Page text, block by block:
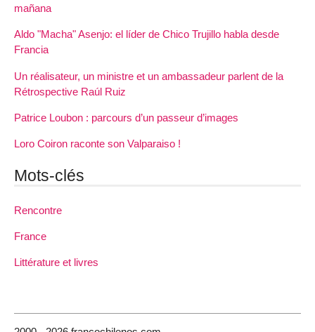
mañana
Aldo "Macha" Asenjo: el líder de Chico Trujillo habla desde
Francia
Un réalisateur, un ministre et un ambassadeur parlent de la
Rétrospective Raúl Ruiz
Patrice Loubon : parcours d’un passeur d’images
Loro Coiron raconte son Valparaiso !
Mots-clés
Rencontre
France
Littérature et livres